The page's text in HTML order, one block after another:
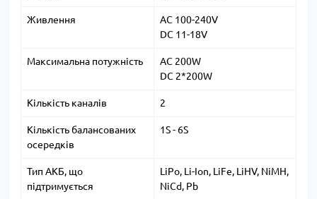
Живлення
AC 100-240V
DC 11-18V
Максимальна потужність
AC 200W
DC 2*200W
Кількість каналів 2
Кількість балансованих
осередків
1S - 6S
Тип АКБ, що
підтримується
LiPo, Li-Ion, LiFe, LiHV, NiMH,
NiCd, Pb